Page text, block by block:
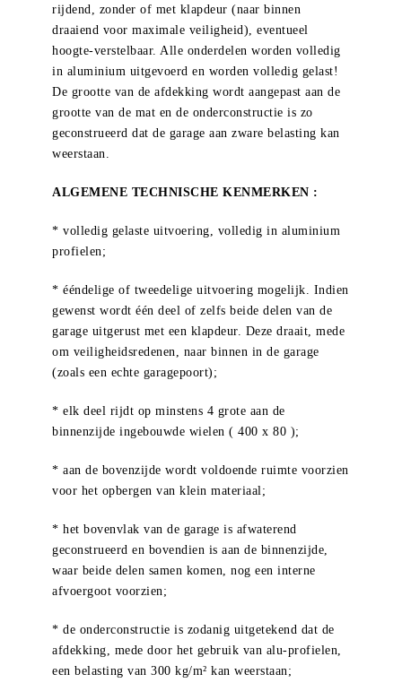
rijdend, zonder of met klapdeur (naar binnen
draaiend voor maximale veiligheid), eventueel
hoogte-verstelbaar. Alle onderdelen worden volledig
in aluminium uitgevoerd en worden volledig gelast!
De grootte van de afdekking wordt aangepast aan de
grootte van de mat en de onderconstructie is zo
geconstrueerd dat de garage aan zware belasting kan
weerstaan.
ALGEMENE TECHNISCHE KENMERKEN :
* volledig gelaste uitvoering, volledig in aluminium
profielen;
* ééndelige of tweedelige uitvoering mogelijk. Indien
gewenst wordt één deel of zelfs beide delen van de
garage uitgerust met een klapdeur. Deze draait, mede
om veiligheidsredenen, naar binnen in de garage
(zoals een echte garagepoort);
* elk deel rijdt op minstens 4 grote aan de
binnenzijde ingebouwde wielen ( 400 x 80 );
* aan de bovenzijde wordt voldoende ruimte voorzien
voor het opbergen van klein materiaal;
* het bovenvlak van de garage is afwaterend
geconstrueerd en bovendien is aan de binnenzijde,
waar beide delen samen komen, nog een interne
afvoergoot voorzien;
* de onderconstructie is zodanig uitgetekend dat de
afdekking, mede door het gebruik van alu-profielen,
een belasting van 300 kg/m² kan weerstaan;